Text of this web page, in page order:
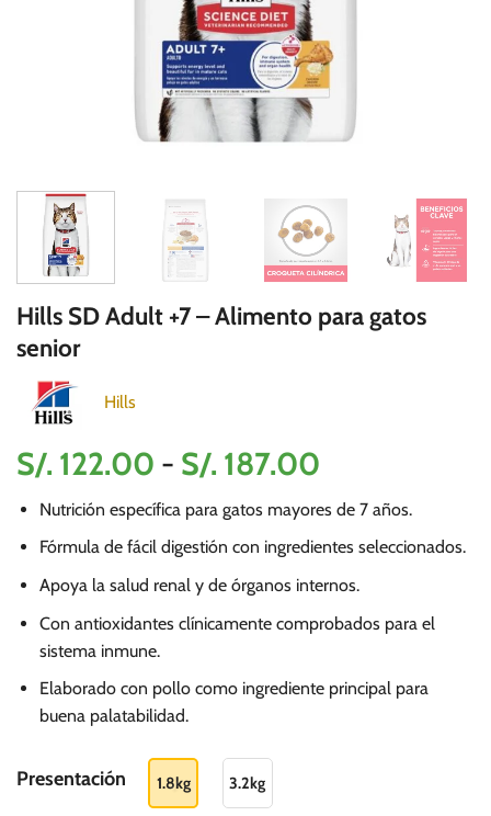
Hills SD Adult +7 – Alimento para gatos
senior
Hills
S/. 122.00 - S/. 187.00
de
precios:
desde
S/.
122.00
hasta
S/.
187.00
Nutrición específica para gatos mayores de 7 años.
Fórmula de fácil digestión con ingredientes seleccionados.
Apoya la salud renal y de órganos internos.
Con antioxidantes clínicamente comprobados para el
sistema inmune.
Elaborado con pollo como ingrediente principal para
buena palatabilidad.
Presentación 1.8kg 3.2kg